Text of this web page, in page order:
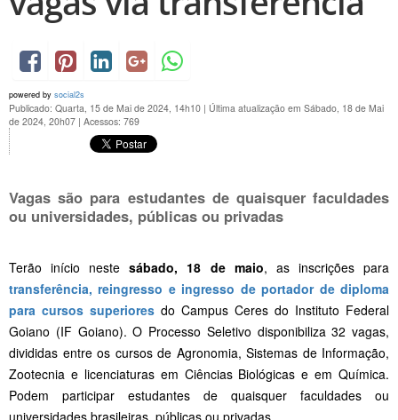
powered by social2s
Publicado: Quarta, 15 de Mai de 2024, 14h10 | Última atualização em Sábado, 18 de Mai
de 2024, 20h07 | Acessos: 769
Vagas são para estudantes de quaisquer faculdades
ou universidades, públicas ou privadas
Terão início nestesábado, 18 de maio, as inscrições para
transferência, reingresso e ingresso de portador de diploma
para cursos superiores do Campus Ceres do Instituto Federal
Goiano (IF Goiano). O Processo Seletivo disponibiliza 32 vagas,
divididas entre os cursos de Agronomia, Sistemas de Informação,
Zootecnia e licenciaturas em Ciências Biológicas e em Química.
Podem participar estudantes de quaisquer faculdades ou
universidades brasileiras, públicas ou privadas.